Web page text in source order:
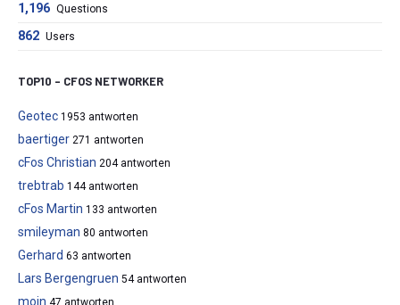
1,196 Questions
862 Users
TOP10 – CFOS NETWORKER
Geotec 1953 antworten
baertiger 271 antworten
cFos Christian 204 antworten
trebtrab 144 antworten
cFos Martin 133 antworten
smileyman 80 antworten
Gerhard 63 antworten
Lars Bergengruen 54 antworten
moin 47 antworten